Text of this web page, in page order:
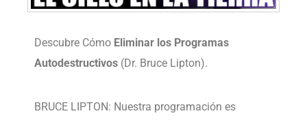
Descubre Cómo Eliminar los Programas
Autodestructivos (Dr. Bruce Lipton).
BRUCE LIPTON: Nuestra programación es